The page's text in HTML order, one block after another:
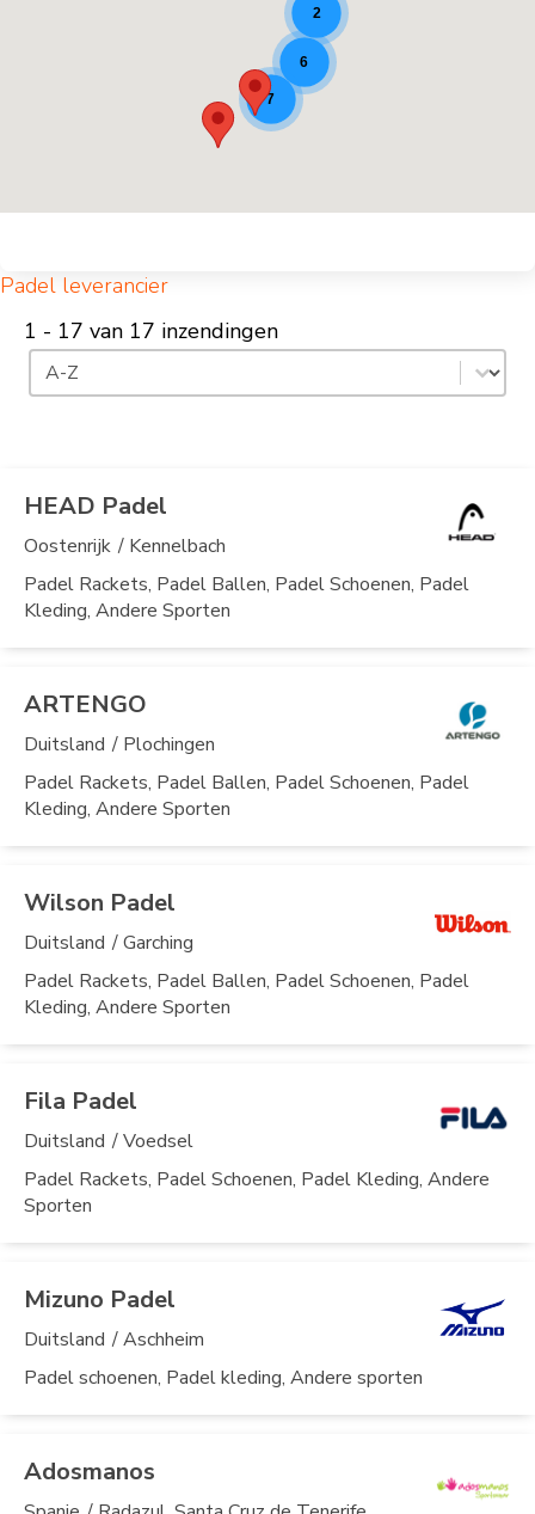
2
6
7
Padel leverancier
1 - 17 van 17 inzendingen
Sorteren
Inhoud sorteren
HEAD Padel
Oostenrijk / Kennelbach
Padel Rackets, Padel Ballen, Padel Schoenen, Padel
Kleding, Andere Sporten
ARTENGO
Duitsland / Plochingen
Padel Rackets, Padel Ballen, Padel Schoenen, Padel
Kleding, Andere Sporten
Wilson Padel
Duitsland / Garching
Padel Rackets, Padel Ballen, Padel Schoenen, Padel
Kleding, Andere Sporten
Fila Padel
Duitsland / Voedsel
Padel Rackets, Padel Schoenen, Padel Kleding, Andere
Sporten
Mizuno Padel
Duitsland / Aschheim
Padel schoenen, Padel kleding, Andere sporten
Adosmanos